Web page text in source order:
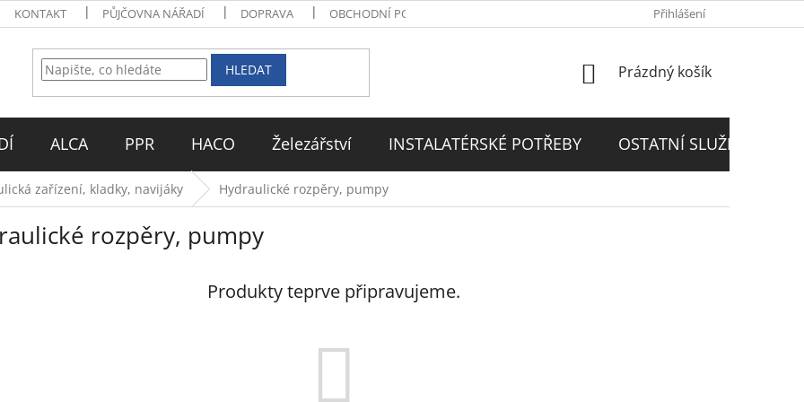
KONTAKT PŮJČOVNA NÁŘADÍ DOPRAVA OBCHODNÍ PODMÍNKY Přihlášení
HLEDAT
NÁKUPNÍ
Prázdný košík
ALCA PPR HACO Železářství INSTALATÉRSKÉ POTŘEBY OSTATNÍ SLUŽBY
zařízení, kladky, navijáky Hydraulické rozpěry, pumpy
rozpěry, pumpy
Produkty teprve připravujeme.